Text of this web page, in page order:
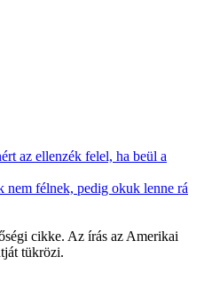
az ellenzék felel, ha beül a
nem félnek, pedig okuk lenne rá
cikke. Az írás az Amerikai
tükrözi.